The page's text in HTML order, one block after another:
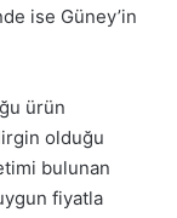
ise Güney’in
ürün
olduğu
bulunan
fiyatla